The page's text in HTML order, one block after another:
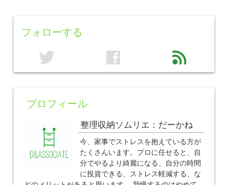
フォローする
twitter facebook feed
プロフィール
整理収納ソムリエ：だーかね
今、家事でストレスを抱えている方が
たくさんいます。プロに任せると、自
分でやるより綺麗になる、自分の時間
に投資できる、ストレス軽減する、な